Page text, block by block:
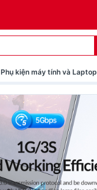
Phụ kiện máy tính và Laptop